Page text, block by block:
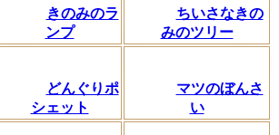
きのみのラ
ンプ
ちいさなきの
みのツリー
どんぐりポ
シェット
マツのぼんさ
い